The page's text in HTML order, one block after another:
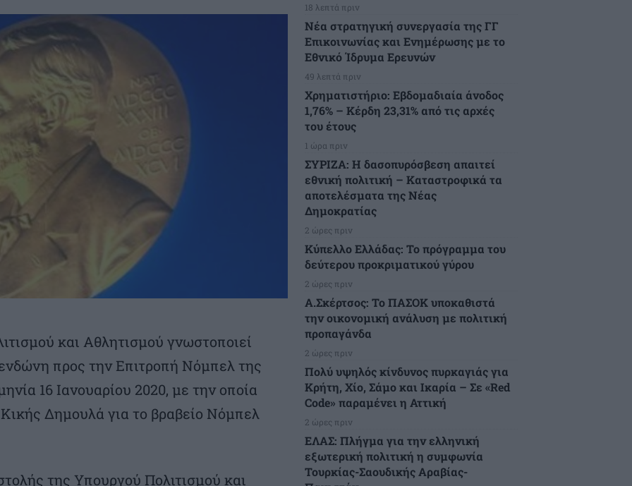
και Αθλητισμού γνωστοποιεί
προς την Επιτροπή Νόμπελ της
16 Ιανουαρίου 2020, με την οποία
Δημουλά για το βραβείο Νόμπελ
της Υπουργού Πολιτισμού και
18 λεπτά πριν
Νέα στρατηγική συνεργασία της ΓΓ
Επικοινωνίας και Ενημέρωσης με το
Εθνικό Ίδρυμα Ερευνών
49 λεπτά πριν
Χρηματιστήριο: Εβδομαδιαία άνοδος
1,76% – Κέρδη 23,31% από τις αρχές
του έτους
1 ώρα πριν
ΣΥΡΙΖΑ: Η δασοπυρόσβεση απαιτεί
εθνική πολιτική – Καταστροφικά τα
αποτελέσματα της Νέας
Δημοκρατίας
2 ώρες πριν
Κύπελλο Ελλάδας: Το πρόγραμμα του
δεύτερου προκριματικού γύρου
2 ώρες πριν
Α.Σκέρτσος: Το ΠΑΣΟΚ υποκαθιστά
την οικονομική ανάλυση με πολιτική
προπαγάνδα
2 ώρες πριν
Πολύ υψηλός κίνδυνος πυρκαγιάς για
Κρήτη, Χίο, Σάμο και Ικαρία – Σε «Red
Code» παραμένει η Αττική
2 ώρες πριν
ΕΛΑΣ: Πλήγμα για την ελληνική
εξωτερική πολιτική η συμφωνία
Τουρκίας-Σαουδικής Αραβίας-